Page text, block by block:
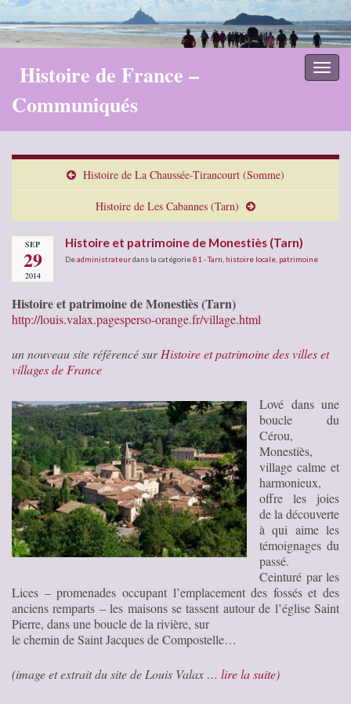
Histoire de France –
Communiqués
Histoire de La Chaussée-Tirancourt (Somme)
Histoire de Les Cabannes (Tarn)
SEP
29
2014
Histoire et patrimoine de Monestiès (Tarn)
Deadministrateurdans la catégorie81 - Tarn histoire locale patrimoine
Histoire et patrimoine de Monestiès (Tarn)
http://louis.valax.pagesperso-orange.fr/village.html
un nouveau site référencé surHistoire et patrimoine des villes et
villages de France
Lové dans une
boucle du
Cérou,
Monestiès,
village calme et
harmonieux,
offre les joies
de la découverte
à qui aime les
témoignages du
passé.
Ceinturé par les
Lices – promenades occupant l’emplacement des fossés et des
anciens remparts – les maisons se tassent autour de l’église Saint
Pierre, dans une boucle de la rivière, sur
le chemin de Saint Jacques de Compostelle…
(image et extrait du site de Louis Valax … lire la suite)